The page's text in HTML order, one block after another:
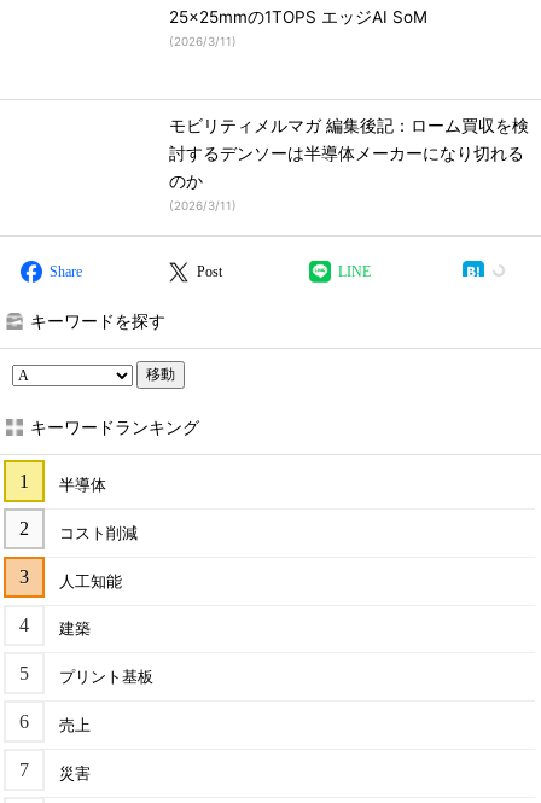
25×25mmの1TOPS エッジAI SoM
(2026/3/11)
モビリティメルマガ 編集後記：ローム買収を検
討するデンソーは半導体メーカーになり切れる
のか
(2026/3/11)
Share Post LINE
キーワードを探す
移動
キーワードランキング
半導体
コスト削減
人工知能
建築
プリント基板
売上
災害